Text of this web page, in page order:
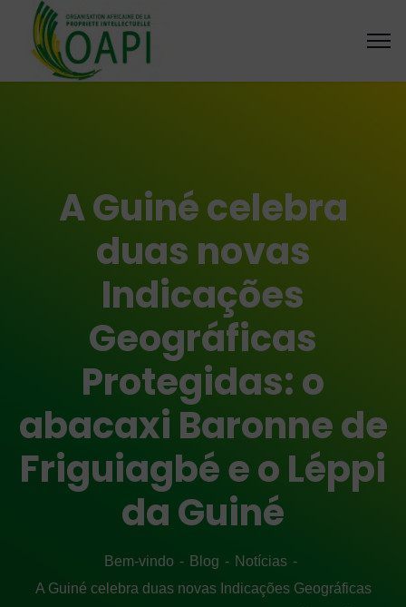
A Guiné celebra
duas novas
Indicações
Geográficas
Protegidas: o
abacaxi Baronne de
Friguiagbé e o Léppi
da Guiné
Bem-vindo Blog
Notícias
A Guiné celebra duas novas Indicações Geográficas